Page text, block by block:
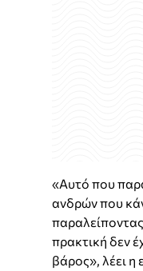
«Αυτό που
ανδρών που
παραλείποντας
πρακτική δεν
βάρος», λέει η